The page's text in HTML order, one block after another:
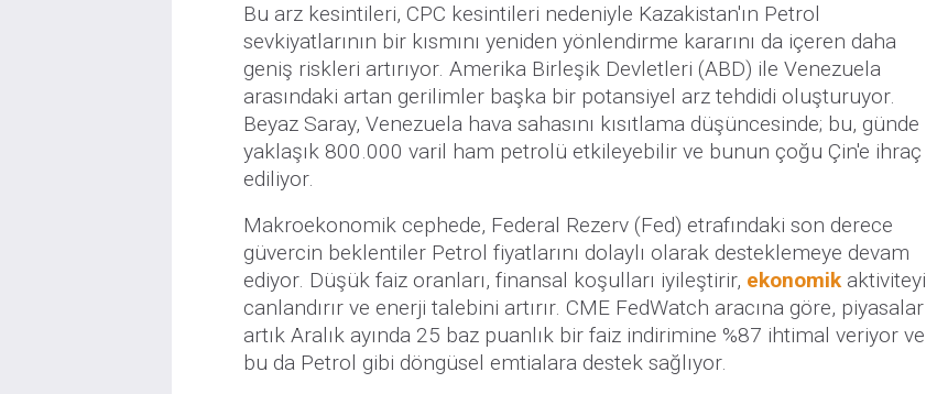
Bu arz kesintileri, CPC kesintileri nedeniyle Kazakistan'ın Petrol
sevkiyatlarının bir kısmını yeniden yönlendirme kararını da içeren daha
geniş riskleri artırıyor. Amerika Birleşik Devletleri (ABD) ile Venezuela
arasındaki artan gerilimler başka bir potansiyel arz tehdidi oluşturuyor.
Beyaz Saray, Venezuela hava sahasını kısıtlama düşüncesinde; bu, günde
yaklaşık 800.000 varil ham petrolü etkileyebilir ve bunun çoğu Çin'e ihraç
ediliyor.
Makroekonomik cephede, Federal Rezerv (Fed) etrafındaki son derece
güvercin beklentiler Petrol fiyatlarını dolaylı olarak desteklemeye devam
ediyor. Düşük faiz oranları, finansal koşulları iyileştirir, ekonomikaktiviteyi
canlandırır ve enerji talebini artırır. CME FedWatch aracına göre, piyasalar
artık Aralık ayında 25 baz puanlık bir faiz indirimine %87 ihtimal veriyor ve
bu da Petrol gibi döngüsel emtialara destek sağlıyor.